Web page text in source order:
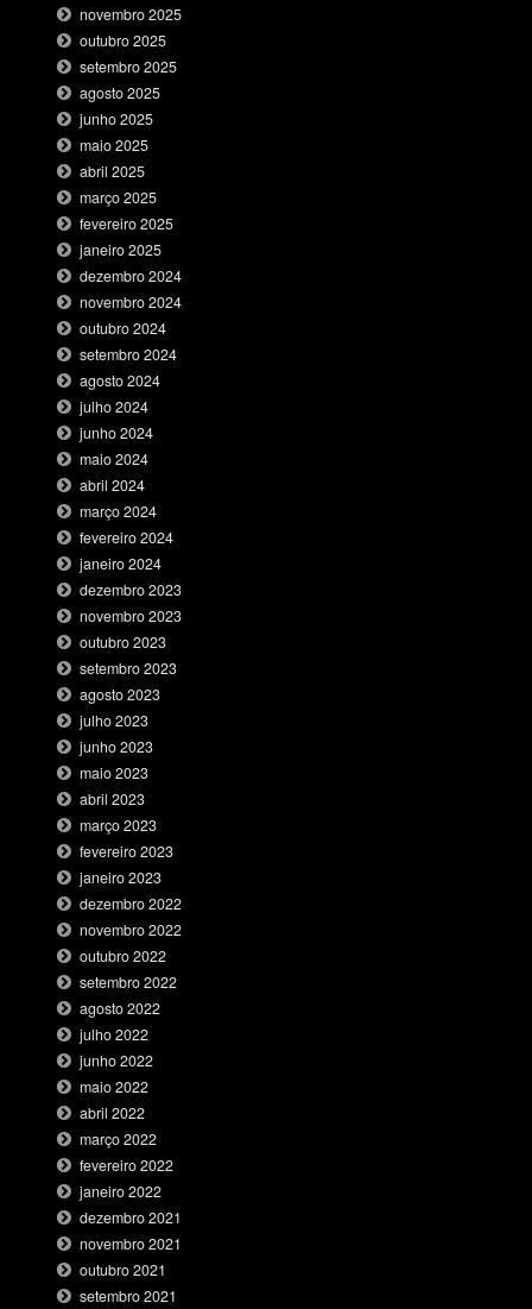
novembro 2025
outubro 2025
setembro 2025
agosto 2025
junho 2025
maio 2025
abril 2025
março 2025
fevereiro 2025
janeiro 2025
dezembro 2024
novembro 2024
outubro 2024
setembro 2024
agosto 2024
julho 2024
junho 2024
maio 2024
abril 2024
março 2024
fevereiro 2024
janeiro 2024
dezembro 2023
novembro 2023
outubro 2023
setembro 2023
agosto 2023
julho 2023
junho 2023
maio 2023
abril 2023
março 2023
fevereiro 2023
janeiro 2023
dezembro 2022
novembro 2022
outubro 2022
setembro 2022
agosto 2022
julho 2022
junho 2022
maio 2022
abril 2022
março 2022
fevereiro 2022
janeiro 2022
dezembro 2021
novembro 2021
outubro 2021
setembro 2021